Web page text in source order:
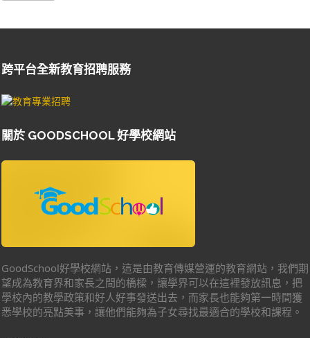
跨平台全新教育招聘服務
關於 GOODSCHOOL 好學校網站
GoodSchool好學校網站，這是由教育傳媒營運的教育網站，我們期
望成為教育界和家長之間的橋樑，讓學界可以在這裡發放訊息，把
學校內的教學政策和好人好事發送出去，而家長也能夠第一時間獲
悉學校的亮點美事，讓他們能夠為子女尋找最適合的學校和課程。